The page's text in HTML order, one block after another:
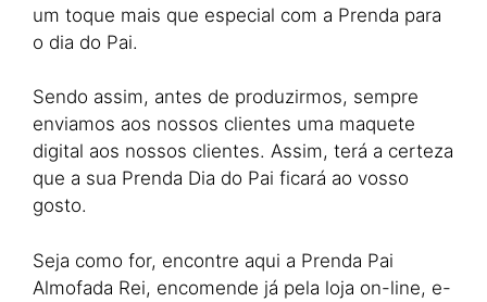
um toque mais que especial com a Prenda para
o dia do Pai.
Sendo assim, antes de produzirmos, sempre
enviamos aos nossos clientes uma maquete
digital aos nossos clientes. Assim, terá a certeza
que a sua Prenda Dia do Pai ficará ao vosso
gosto.
Seja como for, encontre aqui a Prenda Pai
Almofada Rei, encomende já pela loja on-line, e-